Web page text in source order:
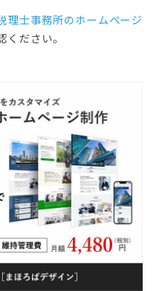
理士事務所のホームぺージ
ください。